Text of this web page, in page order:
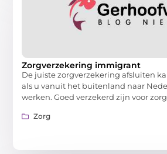
Zorgverzekering immigrant
De juiste zorgverzekering afsluiten
als u vanuit het buitenland naar
werken. Goed verzekerd zijn voor
Zorg